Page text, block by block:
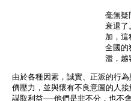
毫無疑
衰退了
加，這
全國的
濫，越
由於各種因素，誠實、正派的行
儕壓力，並與懷有不良意圖的人
謀取利益──他們是非不分，也不會